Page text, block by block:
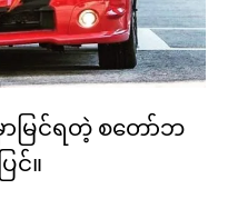
မြင်ရတဲ့ စတော်ဘ
င်။